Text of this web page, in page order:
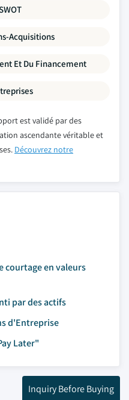
Acquisitions
Et Du Financement
est validé par des
ascendante véritable et
Découvrez notre
courtage en valeurs
par des actifs
d'Entreprise
Later"
Inquiry Before Buying